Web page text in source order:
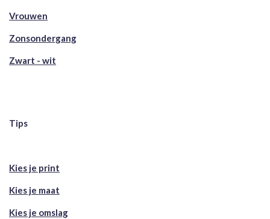
Vrouwen
Zonsondergang
Zwart - wit
Tips
Kies je print
Kies je maat
Kies je omslag